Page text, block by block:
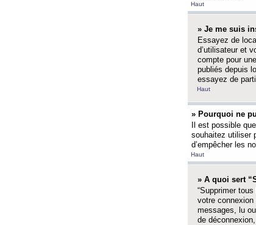
Haut
» Je me suis
Essayez de
d’utilisateur et
compte pour
publiés depuis
essayez de
Haut
» Pourquoi ne
Il est possible
souhaitez utiliser
d’empêcher les
Haut
» A quoi sert
“Supprimer
votre
messages, lu
de